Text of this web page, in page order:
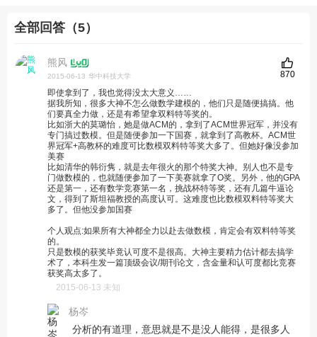
全部回答（5）
熊风
2015-06-13 华中科技大学
即使拿到了，我也觉得没太大意义……
据我所知，很多大神不怎么做数学建模的，他们只是随便搞搞。他
们要真全力做，还是有希望拿双料特等奖的。
比如浙大的莫璐怡，她是做ACM的，拿到了ACM世界冠军，并没有
专门搞过数模。但是随便参加一下国赛，就拿到了高教杯。ACM世
界冠军+高教杯的难度可比数模双料特等奖大多了。但她好像没参加
美赛
比如清华的韩衍隽，就是去年很火的那个特奖大神。别人也不是专
门做数模的，也就随便参加了一下美赛就拿了O奖。另外，他的GPA
还是第一，还有数学竞赛第一名，挑战杯特等奖，还有几篇牛逼论
文，得到了斯坦福教授的高度认可。这难度也比数模双料特等奖大
多了。但他没参加国赛
个人观点:如果所有大神都全力以赴去做数模，肯定会有双料特等奖
的。
只是数模的获奖毕竟认可度不是很高。大神主要精力估计都去搞学
术了，本科生发一篇顶级会议/期刊论文，含金量和认可度都比竞赛
获奖高太多了。
2015-06-13 未知
870
杨岑
分析的有道理，意思就是不是没人能得，是很多人